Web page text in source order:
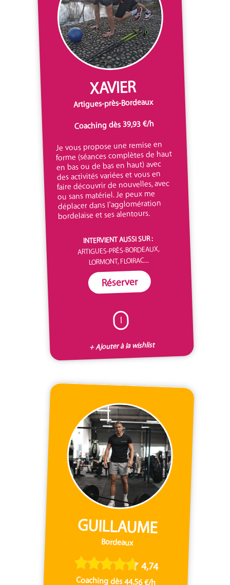
XAVIER
Artigues-près-Bordeaux
Coaching dès 39,93 €/h
Je vous propose une remise en
forme (séances complètes de haut
en bas ou de bas en haut) avec
des activités variées et vous en
faire découvrir de nouvelles, avec
ou sans matériel. Je peux me
déplacer dans l'agglomération
bordelaise et ses alentours.
INTERVIENT AUSSI SUR :
ARTIGUES-PRÈS-BORDEAUX,
LORMONT, FLOIRAC...
Réserver
I
+ Ajouter à la wishlist
GUILLAUME
Bordeaux
4,74
Coaching dès 44,56 €/h